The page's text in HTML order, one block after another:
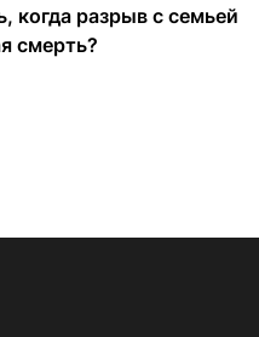
когда разрыв с семьей
смерть?